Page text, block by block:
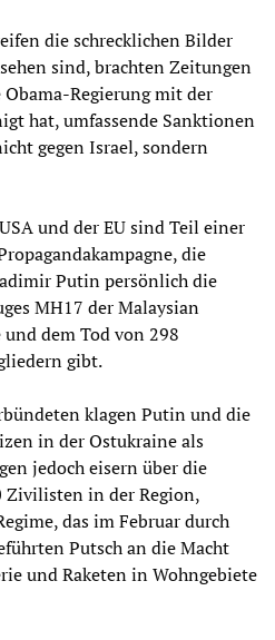
die schrecklichen Bilder
sind, brachten Zeitungen
Regierung mit der
hat, umfassende Sanktionen
gegen Israel, sondern
und der EU sind Teil einer
die
Putin persönlich die
MH17 der Malaysian
dem Tod von 298
gibt.
klagen Putin und die
in der Ostukraine als
jedoch eisern über die
Zivilisten in der Region,
das im Februar durch
Putsch an die Macht
und Raketen in Wohngebiete